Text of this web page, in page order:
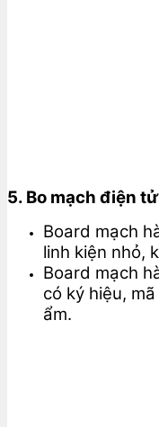
5. Bo mạch điện tử
Board mạch
linh kiện nhỏ,
Board mạch
có ký hiệu,
ẩm.